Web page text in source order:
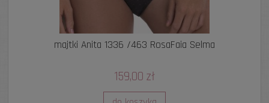
majtki Anita 1336 /463 RosaFaia Selma
159,00 zł